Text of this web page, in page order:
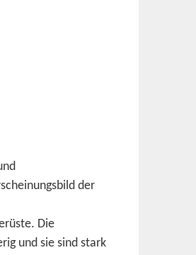
der
Die
und sie sind stark